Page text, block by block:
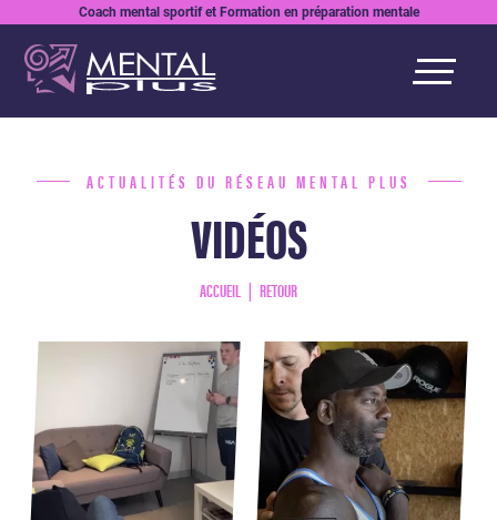
Coach mental sportif et Formation en préparation mentale
ACTUALITÉS DU RÉSEAU MENTAL PLUS
VIDÉOS
ACCUEIL RETOUR